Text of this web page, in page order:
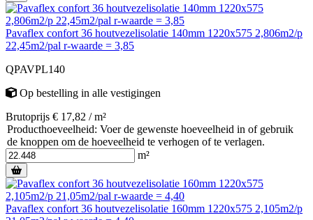
Pavaflex confort 36 houtvezelisolatie 140mm 1220x575 2,806m2/p
22,45m2/pal r-waarde = 3,85
QPAVPL140
Op bestelling in alle vestigingen
Brutoprijs € 17,82 / m²
Producthoeveelheid: Voer de gewenste hoeveelheid in of gebruik
de knoppen om de hoeveelheid te verhogen of te verlagen.
m²
Pavaflex confort 36 houtvezelisolatie 160mm 1220x575 2,105m2/p